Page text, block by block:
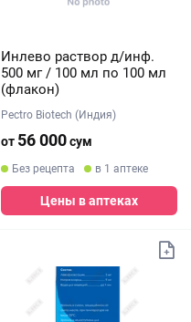
Инлево раствор д/инф.
500 мг / 100 мл по 100 мл
(флакон)
Pectro Biotech (Индия)
от 56 000сум
Без рецепта в 1 аптеке
Цены в аптеках